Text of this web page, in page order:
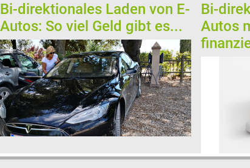
Bi-direktionales Laden von E-
Autos: So viel Geld gibt es...
Bi-
Autos